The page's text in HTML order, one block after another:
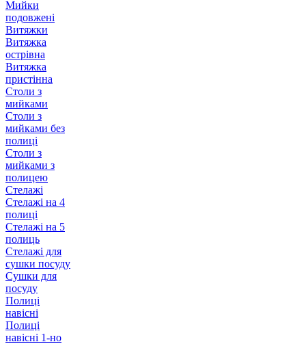
Мийки
подовжені
Витяжки
Витяжка
острівна
Витяжка
пристінна
Столи з
мийками
Столи з
мийками без
полиці
Столи з
мийками з
полицею
Стелажі
Стелажі на 4
полиці
Стелажі на 5
полиць
Стелажі для
сушки посуду
Сушки для
посуду
Полиці
навісні
Полиці
навісні 1-но